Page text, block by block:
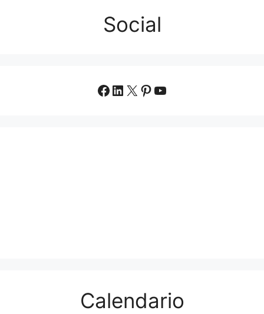
Social
Facebook
LinkedIn
X Pinterest
YouTube
Calendario